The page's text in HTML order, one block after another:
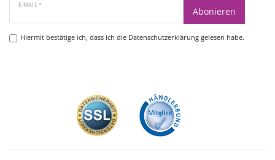
E-MAIL *
Abonieren
Hiermit bestätige ich, dass ich die Datenschutzerklärunggelesen habe.